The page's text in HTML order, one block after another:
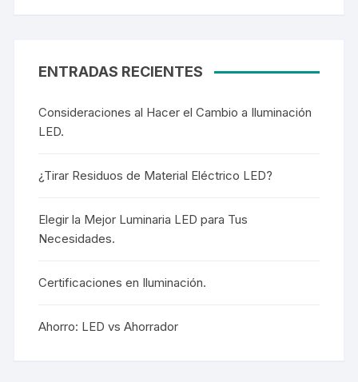
ENTRADAS RECIENTES
Consideraciones al Hacer el Cambio a Iluminación
LED.
¿Tirar Residuos de Material Eléctrico LED?
Elegir la Mejor Luminaria LED para Tus
Necesidades.
Certificaciones en Iluminación.
Ahorro: LED vs Ahorrador